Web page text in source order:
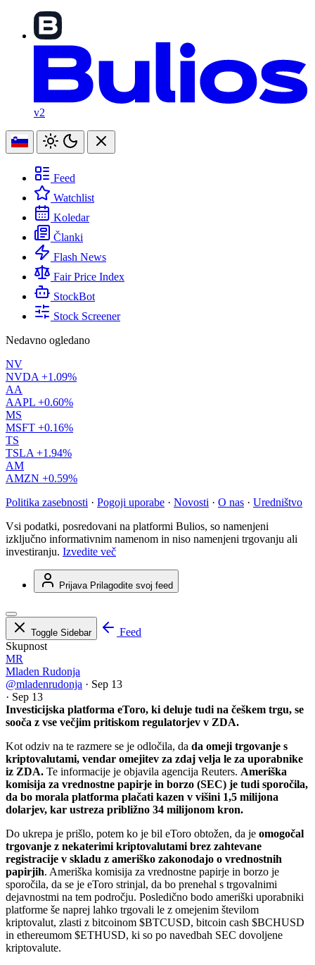
v2
Feed
Watchlist
Koledar
Članki
Flash News
Fair Price Index
StockBot
Stock Screener
Nedavno ogledano
NV
NVDA +1.09%
AA
AAPL +0.60%
MS
MSFT +0.16%
TS
TSLA +1.94%
AM
AMZN +0.59%
Politika zasebnosti · Pogoji uporabe · Novosti · O nas · Uredništvo
Vsi podatki, posredovani na platformi Bulios, so namenjeni
izključno informativnim namenom in niso namenjeni trgovanju ali
investiranju. Izvedite več
Prijava Prilagodite svoj feed
Toggle Sidebar
Feed
Skupnost
MR
Mladen Rudonja
@mladenrudonja · Sep 13
· Sep 13
Investicijska platforma eToro, ki deluje tudi na češkem trgu, se
sooča z vse večjim pritiskom regulatorjev v ZDA.
Kot odziv na te razmere se je odločila, da da omeji trgovanje s
kriptovalutami, vendar omejitev za zdaj velja le za uporabnike
iz ZDA. Te informacije je objavila agencija Reuters. Ameriška
komisija za vrednostne papirje in borzo (SEC) je tudi sporočila,
da bo morala platforma plačati kazen v višini 1,5 milijona
dolarjev, kar ustreza približno 34 milijonom kron.
Do ukrepa je prišlo, potem ko je bil eToro obtožen, da je omogočal
trgovanje z nekaterimi kriptovalutami brez zahtevane
registracije v skladu z ameriško zakonodajo o vrednostnih
papirjih. Ameriška komisija za vrednostne papirje in borzo je
sporočila, da se je eToro strinjal, da bo prenehal s trgovalnimi
dejavnostmi na tem področju. Posledično bodo ameriški uporabniki
platforme še naprej lahko trgovali le z omejenim številom
kriptovalut, zlasti z bitcoinom $BTCUSD, bitcoin cash $BCHUSD
in ethereumom $ETHUSD, ki so po navedbah SEC dovoljene
kriptovalute.